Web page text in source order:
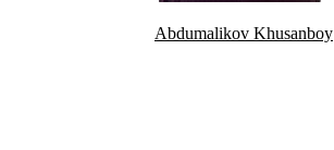
Abdumalikov Khusanboy